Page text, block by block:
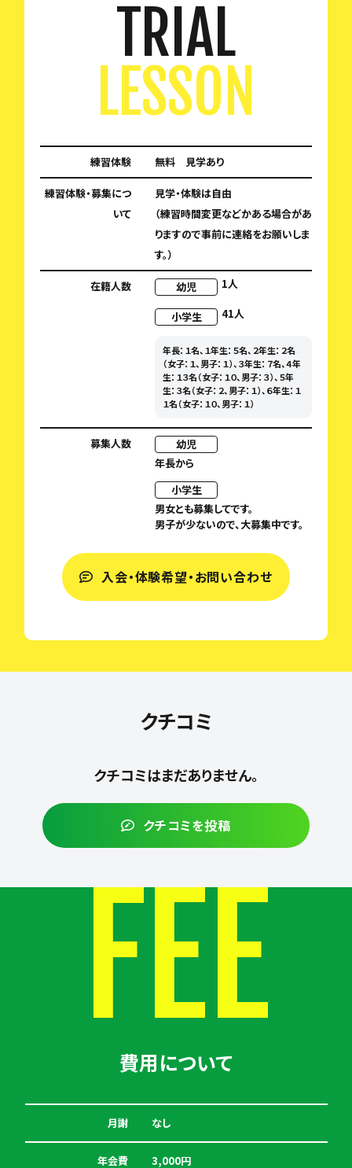
TRIAL
LESSON
練習体験 無料 見学あり
練習体験・募集につ
いて
見学・体験は自由
（練習時間変更などかある場合があ
りますので事前に連絡をお願いしま
す。）
在籍人数 幼児 1人
小学生 41人
年長：１名、１年生：５名、２年生：２名
（女子：１、男子：１）、３年生：７名、４年
生：１３名（女子：１０、男子：３）、５年
生：３名（女子：２、男子：１）、６年生：１
１名（女子：１０、男子：１）
募集人数
幼児
年長から
小学生
男女とも募集してです。
男子が少ないので、大募集中です。
入会・体験希望・お問い合わせ
クチコミ
クチコミはまだありません。
クチコミを投稿
FEE
費用について
月謝 なし
年会費 3,000円